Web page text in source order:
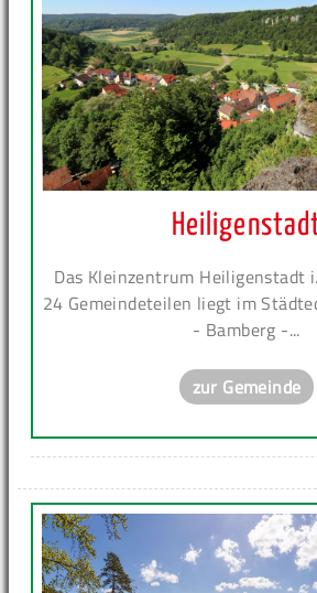
Das Kleinzentrum Heiligenstadt
24 Gemeindeteilen liegt im
- Bamberg -...
zur Gemeinde